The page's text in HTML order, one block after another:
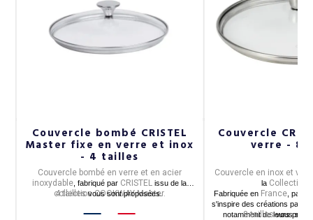
Couvercle bombé CRISTEL
Master fixe en verre et inox
- 4 tailles
Couvercle bombé en verre et en acier
inoxydable , fabriqué par CRISTELissu de la
collection COOKWAY Master.
4 taillesvous sont proposées.
Couvercle
verre - 8
Couvercle en inox et
laCollection
Fabriquée en France , par
s'inspire des créations
notamment de leurs
8 taillesvous sont